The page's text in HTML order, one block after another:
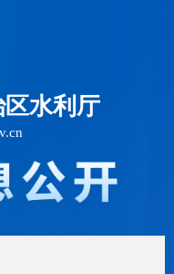
水利厅